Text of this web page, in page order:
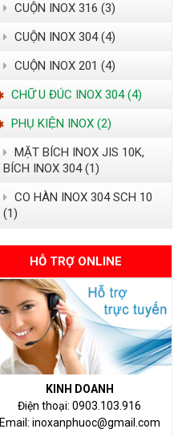
CUỘN INOX 316 (3)
CUỘN INOX 304 (4)
CUỘN INOX 201 (4)
CHỮ U ĐÚC INOX 304 (4)
PHỤ KIỆN INOX (2)
MẶT BÍCH INOX JIS 10K,
BÍCH INOX 304 (1)
CO HÀN INOX 304 SCH 10
(1)
HỖ TRỢ ONLINE
KINH DOANH
Điện thoại: 0903.103.916
Email: inoxanphuoc@gmail.com